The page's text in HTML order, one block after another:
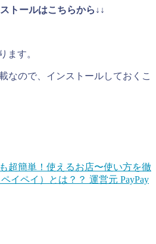
トールはこちらから↓↓
ます。
なので、インストールしておくこ
超簡単！使えるお店〜使い方を徹
ペイペイ）とは？？ 運営元 PayPay